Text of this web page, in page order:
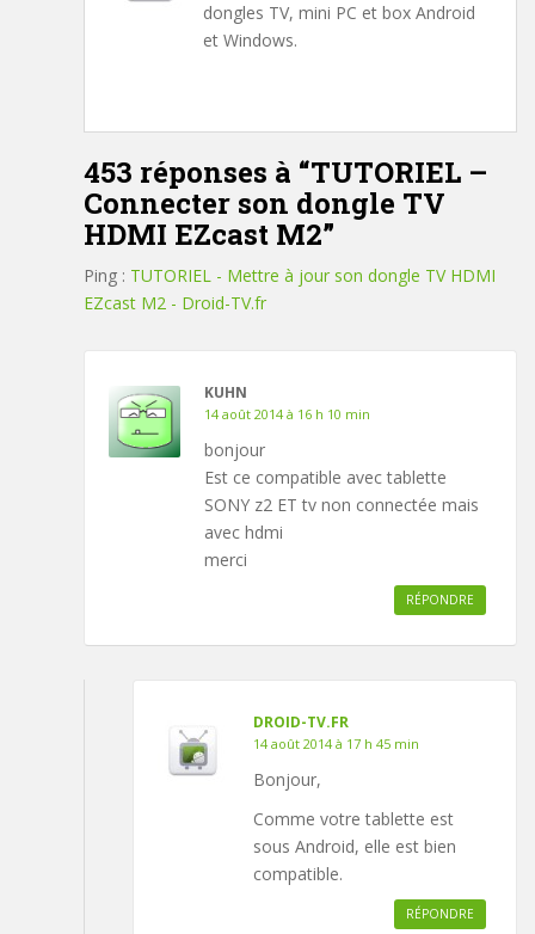
dongles TV, mini PC et box Android
et Windows.
453 réponses à “TUTORIEL –
Connecter son dongle TV
HDMI EZcast M2”
Ping : TUTORIEL - Mettre à jour son dongle TV HDMI
EZcast M2 - Droid-TV.fr
KUHN
14 août 2014 à 16 h 10 min
bonjour
Est ce compatible avec tablette
SONY z2 ET tv non connectée mais
avec hdmi
merci
RÉPONDRE
DROID-TV.FR
14 août 2014 à 17 h 45 min
Bonjour,
Comme votre tablette est
sous Android, elle est bien
compatible.
RÉPONDRE